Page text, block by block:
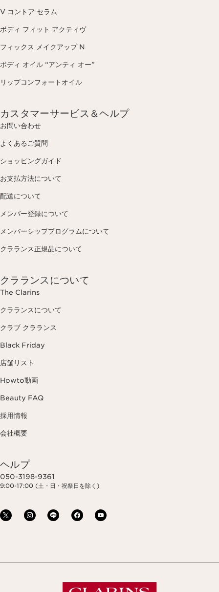
V コントア セラム
ボディ フィット アクティヴ
フィックス メイクアップ N
ボディ オイル “アンティ オー”
リップコンフォートオイル
カスタマーサービス＆ヘルプ
お問い合わせ
よくあるご質問
ショッピングガイド
お支払方法について
配送について
メンバー登録について
メンバーシッププログラムについて
クラランス正規品について
クラランスについて
The Clarins
クラランスについて
クラブ クラランス
Black Friday
店舗リスト
Howto動画
Beauty FAQ
採用情報
会社概要
ヘルプ
050-3198-9361
9:00-17:00 (土・日・祝祭日を除く)